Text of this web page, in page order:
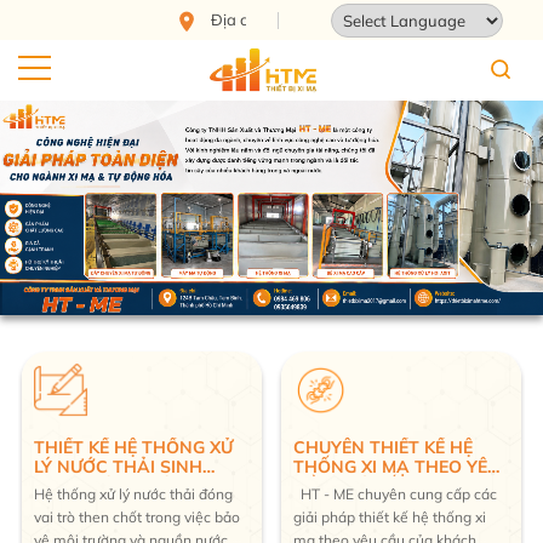
Tam Châu, Tam Bình, Thành phố Hồ Chí Minh
CHUYÊN THIẾT KẾ HỆ
THỐNG XI MẠ THEO YÊU
CẦU, GIÁ TỐT
HT - ME chuyên cung cấp các
giải pháp thiết kế hệ thống xi
TƯ VẤN THIẾT KẾ THIẾT
BỊ XI MẠ THEO YÊU CẦU
Bể dung dịch xi mạ kích thước
theo yêu cầu